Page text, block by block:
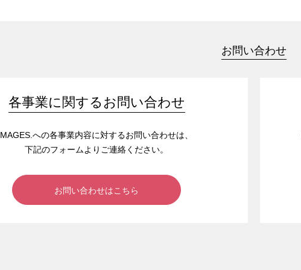
お問い合わせ
各事業に関するお問い合わせ
MAGES.への各事業内容に対するお問い合わせは、
下記のフォームよりご連絡ください。
お問い合わせはこちら